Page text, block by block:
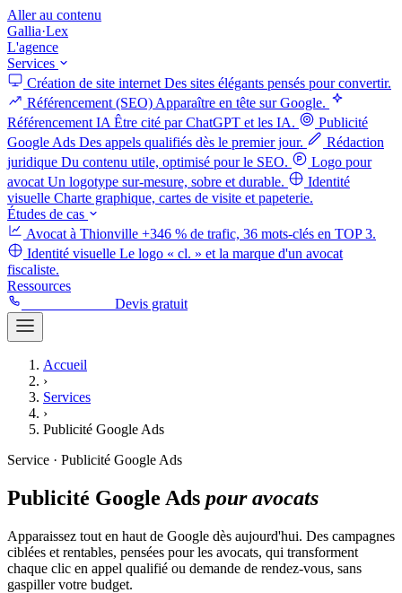
Aller au contenu
Gallia·Lex
L'agence
Services
Création de site internet Des sites élégants pensés pour convertir.
Référencement (SEO) Apparaître en tête sur Google.
Référencement IA Être cité par ChatGPT et les IA.
Publicité
Google Ads Des appels qualifiés dès le premier jour.
Rédaction
juridique Du contenu utile, optimisé pour le SEO.
Logo pour
avocat Un logotype sur-mesure, sobre et durable.
Identité
visuelle Charte graphique, cartes de visite et papeterie.
Études de cas
Avocat à Thionville +346 % de trafic, 36 mots-clés en TOP 3.
Identité visuelle Le logo « cl. » et la marque d'un avocat
fiscaliste.
Ressources
Devis gratuit
Accueil
›
Services
›
Publicité Google Ads
Service · Publicité Google Ads
Publicité Google Ads pour avocats
Apparaissez tout en haut de Google dès aujourd'hui. Des campagnes
ciblées et rentables, pensées pour les avocats, qui transforment
chaque clic en appel qualifié ou demande de rendez-vous, sans
gaspiller votre budget.